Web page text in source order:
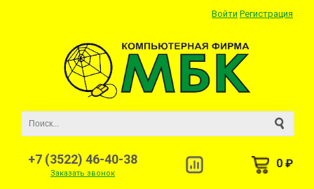
Войти Регистрация
+7 (3522) 46-40-38
Заказать звонок
0 ₽